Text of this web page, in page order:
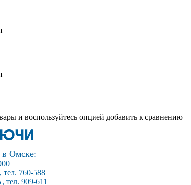
и воспользуйтесь опцией добавить к сравнению
в Омске:
тел. 760-588
тел. 909-611